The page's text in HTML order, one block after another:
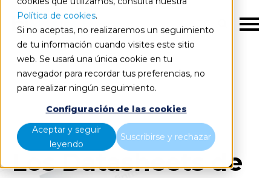
Política de cookies.
Si no aceptas, no realizaremos un seguimiento
de tu información cuando visites este sitio
web. Se usará una única cookie en tu
navegador para recordar tus preferencias, no
para realizar ningún seguimiento.
Configuración de las cookies
Aceptar y seguir
leyendo
Suscribirse y rechazar
ES
Inicio Recursos Datasheets
Los Datasheets de